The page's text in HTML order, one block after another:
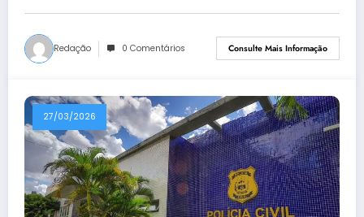
Redação 0 Comentários Consulte Mais Informação
27/03/2026